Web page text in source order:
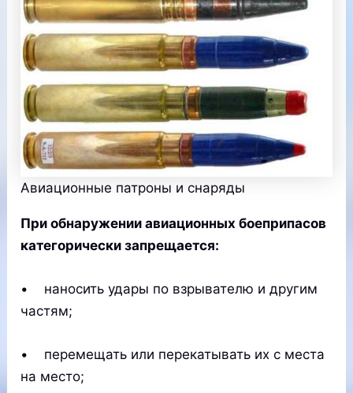
Авиационные патроны и снаряды
При обнаружении авиационных боеприпасов
категорически запрещается:
• наносить удары по взрывателю и другим
частям;
• перемещать или перекатывать их с места
на место;